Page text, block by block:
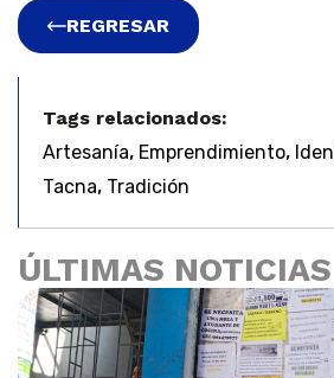
REGRESAR
Tags relacionados:
Artesanía, Emprendimiento,
Tacna, Tradición
ÚLTIMAS NOTICIAS